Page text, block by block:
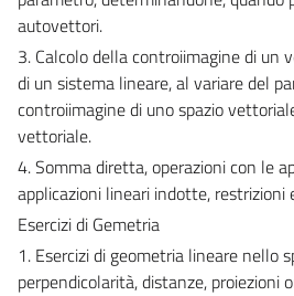
autovettori.
3. Calcolo della controiimagine di un
di un sistema lineare, al variare del
controiimagine di uno spazio
vettoriale.
4. Somma diretta, operazioni con le
applicazioni lineari indotte, restrizioni
Esercizi di Gemetria
1. Esercizi di geometria lineare nello
perpendicolarità, distanze, proiezioni